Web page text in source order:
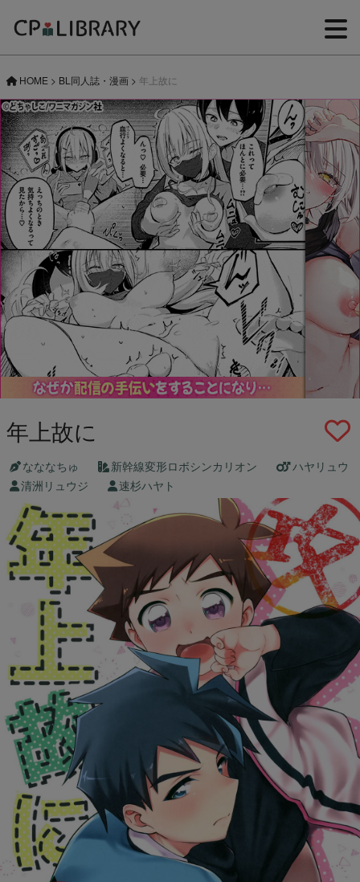
HOME > BL同人誌・漫画 > 年上故に
年上故に
なななちゅ 新幹線変形ロボシンカリオン
ハヤリュウ
清洲リュウジ
速杉ハヤト